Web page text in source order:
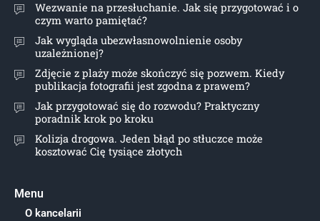
Wezwanie na przesłuchanie. Jak się przygotować i o
czym warto pamiętać?
Jak wygląda ubezwłasnowolnienie osoby
uzależnionej?
Zdjęcie z plaży może skończyć się pozwem. Kiedy
publikacja fotografii jest zgodna z prawem?
Jak przygotować się do rozwodu? Praktyczny
poradnik krok po kroku
Kolizja drogowa. Jeden błąd po stłuczce może
kosztować Cię tysiące złotych
Menu
O kancelarii